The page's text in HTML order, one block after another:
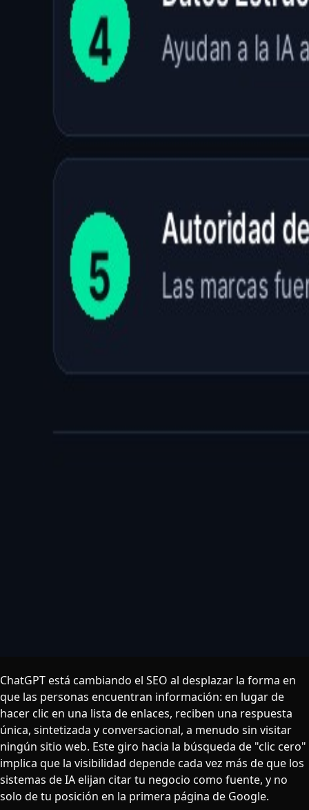
ChatGPT está cambiando el SEO al desplazar la forma en
que las personas encuentran información: en lugar de
hacer clic en una lista de enlaces, reciben una respuesta
única, sintetizada y conversacional, a menudo sin visitar
ningún sitio web. Este giro hacia la búsqueda de "clic cero"
implica que la visibilidad depende cada vez más de que los
sistemas de IA elijan citar tu negocio como fuente, y no
solo de tu posición en la primera página de Google.